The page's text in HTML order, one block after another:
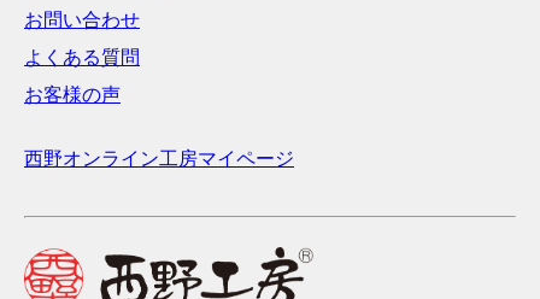
お問い合わせ
よくある質問
お客様の声
西野オンライン工房マイページ